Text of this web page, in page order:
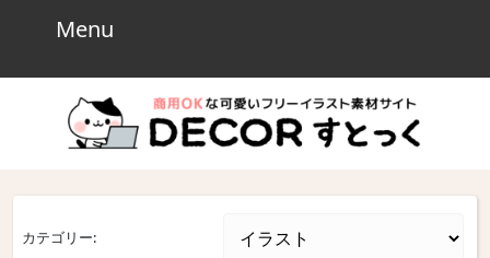
Menu
カテゴリー: